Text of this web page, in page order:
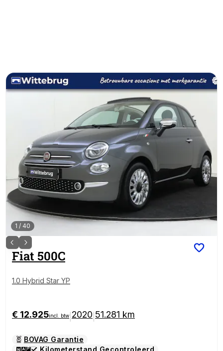
1 / 40
Fiat 500C
1.0 Hybrid Star YP
€ 12.925incl. btw 2020 51.281 km
BOVAG Garantie
Kilometerstand Gecontroleerd